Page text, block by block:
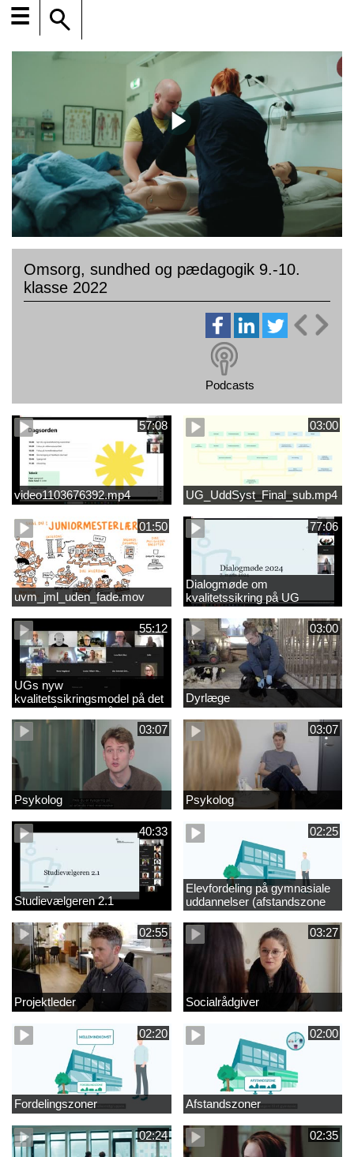
☰
Omsorg, sundhed og pædagogik 9.-10.
klasse 2022
Podcasts
57:08
video1103676392.mp4
03:00
UG_UddSyst_Final_sub.mp4
01:50
uvm_jml_uden_fade.mov
77:06
Dialogmøde om
kvalitetssikring på UG
55:12
UGs nyw
kvalitetssikringsmodel på det
videregående område
03:00
Dyrlæge
03:07
Psykolog
03:07
Psykolog
40:33
Studievælgeren 2.1
02:25
Elevfordeling på gymnasiale
uddannelser (afstandszone
redigeret)
02:55
Projektleder
03:27
Socialrådgiver
02:20
Fordelingszoner
02:00
Afstandszoner
02:24 02:35